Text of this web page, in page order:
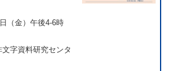
（金）午後4-6時
字資料研究センタ